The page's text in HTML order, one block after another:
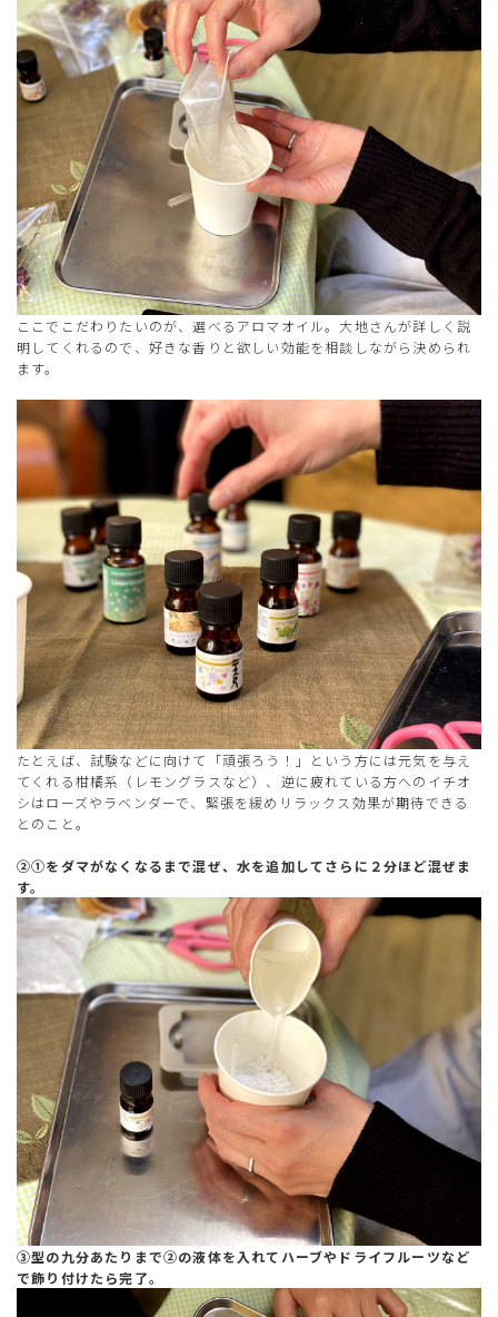
ここでこだわりたいのが、選べるアロマオイル。大地さんが詳しく説
明してくれるので、好きな香りと欲しい効能を相談しながら決められ
ます。
たとえば、試験などに向けて「頑張ろう！」という方には元気を与え
てくれる柑橘系（レモングラスなど）、逆に疲れている方へのイチオ
シはローズやラベンダーで、緊張を緩めリラックス効果が期待できる
とのこと。
②①をダマがなくなるまで混ぜ、水を追加してさらに２分ほど混ぜま
す。
③型の九分あたりまで②の液体を入れてハーブやドライフルーツなど
で飾り付けたら完了。